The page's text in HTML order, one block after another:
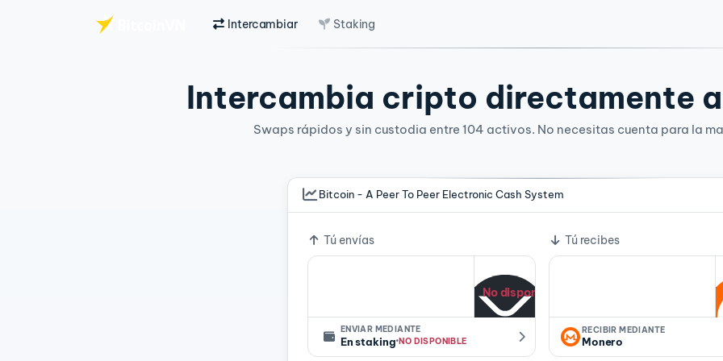
Intercambiar Staking
Intercambia cripto directamente
Swaps rápidos y sin custodia entre 104 activos. No necesitas cuenta para la
Tipo de cambio
Bitcoin - A Peer To Peer Electronic Cash System
Tú envías
No disponible
ENVIAR MEDIANTE
En staking·NO DISPONIBLE
Tú recibes
RECIBIR MEDIANTE
Monero